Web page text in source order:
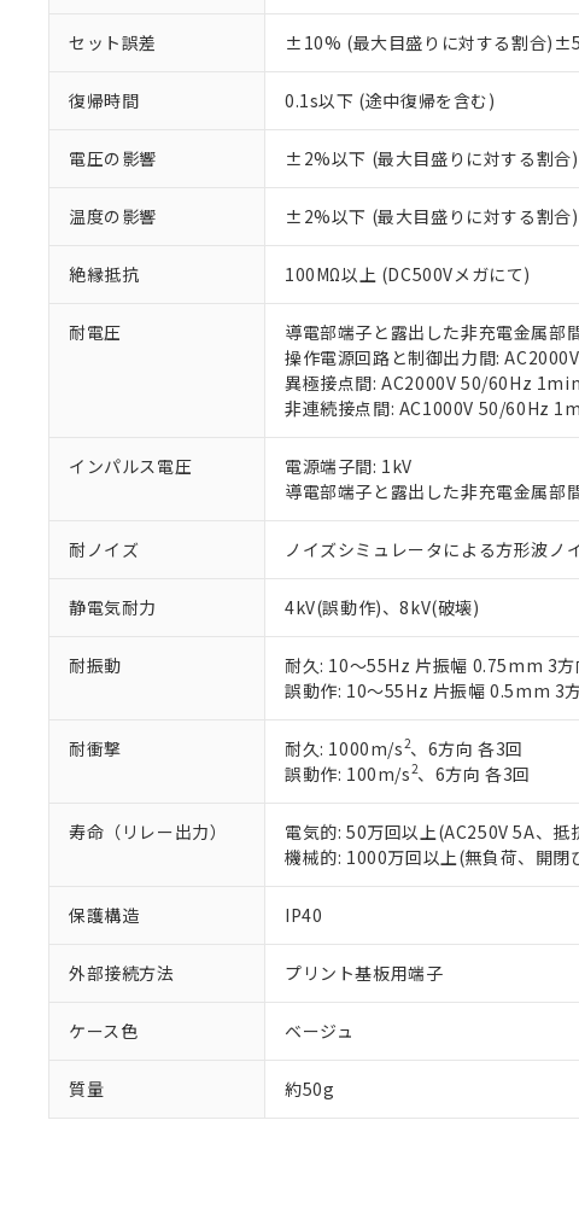
セット誤差 ±10% (最大目盛りに対する割合
復帰時間 0.1s以下 (途中復帰を含む)
電圧の影響 ±2%以下 (最大目盛りに対する割合)
温度の影響 ±2%以下 (最大目盛りに対する割合)
絶縁抵抗 100MΩ以上 (DC500Vメガにて)
耐電圧
導電部端子と露出した非充電金属
操作電源回路と制御出力間:
異極接点間: AC2000V 50/60Hz 1min
非連続接点間: AC1000V 50/60Hz
インパルス電圧
電源端子間: 1kV
導電部端子と露出した非充電金属部
耐ノイズ ノイズシミュレータによる方形波
静電気耐力 4kV(誤動作)、8kV(破壊)
耐振動
耐久: 10～55Hz 片振幅 0.75mm 3方
誤動作: 10～55Hz 片振幅 0.5mm 3
耐衝撃 耐久: 1000m/s2、6方向 各3回
誤動作: 100m/s2、6方向 各3回
寿命（リレー出力）
電気的: 50万回以上(AC250V 5A、
機械的: 1000万回以上(無負荷、開
保護構造 IP40
外部接続方法 プリント基板用端子
ケース色 ベージュ
質量 約50g
ご利用条件
以下の条件をお読みい
くものです。
当社制御機器事業
在庫状況および標
のであり、閲覧さ
い。
当社販売員にご
オムロン制御機
在庫状況および標
す。
マイパーツ機能
が、当社の製品・
さい。
※当社の共同利用
いる法人を指しま
調査・確認中：EU
非該当品：ライセンス
仕入先様の事情により
があります。
鉛(Pb) 1000ppm以下、 水銀
ル（DBP） 1000ppm以下、
※2 対応予定月
部品在庫の切り替え状
※3 非含有証明書ダ
下記の非含有証明書を
EU RoHS指令（10物
51物質の非含有証明書
また、RoHS指令のフ
混在することから備考
既に当社にて対応品へ
※1 中国RoHS○×表
「○」：最大均質材料
「×」：最大均質材料
「－」：未確認です。
*中国RoHS10物質の基準値
Pb(鉛) :1000ppm、 Hg(水銀) :
Cr(Ⅵ)(六価クロム) : 1000ppm
DBP(フタル酸ジブチル) :
DEHP(フタル酸ビス(2-エチル
※2 環境保護使用期
「ｅ」：有害物質（10
味します。
「－」：未確認です。
当社は、これら
う）を輸出または
当社は規制貨物を
ます。
当社は貴社製品を
置等に一切使用い
当社は、貴社製
また当社は、販売
たしません。
記
号
説明
○ 一定数以上の
△ 一定数には満
－
在庫なし(最
機器販売店・
空
白